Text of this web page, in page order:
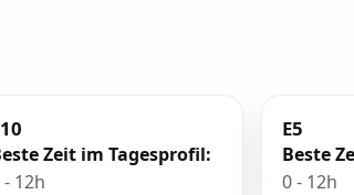
Zeit im Tagesprofil:
- 12h
E5
Beste
0 - 12h